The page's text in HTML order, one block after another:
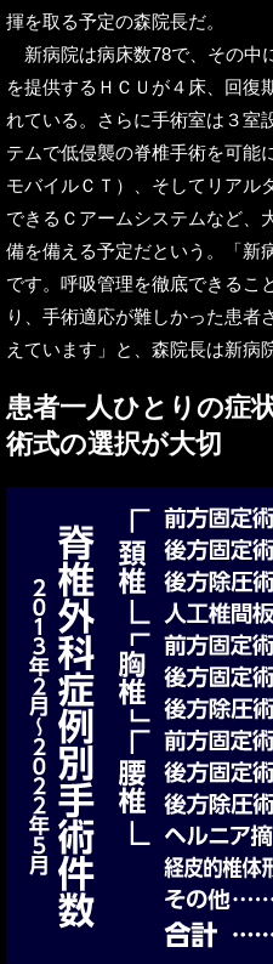
揮を取る予定の森院長だ。
新病院は病床数78で、その中
を提供するＨＣＵが４床、回復
れている。さらに手術室は３室
テムで低侵襲の脊椎手術を可能
モバイルＣＴ）、そしてリアル
できるＣアームシステムなど、
備を備える予定だという。「新
です。呼吸管理を徹底できるこ
り、手術適応が難しかった患者
えています」と、森院長は新病
患者一人ひとりの症
術式の選択が大切